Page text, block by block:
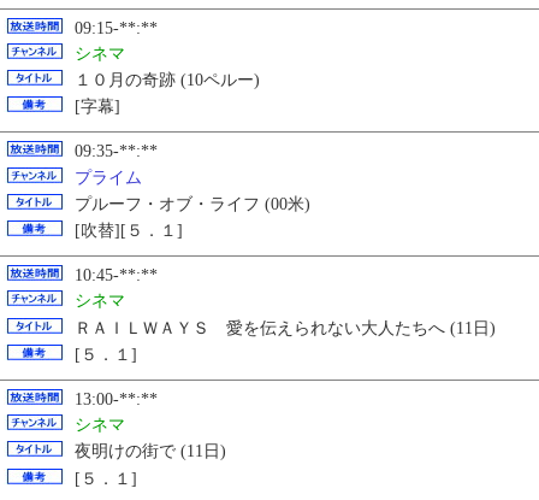
09:15-**:**
シネマ
１０月の奇跡 (10ペルー)
[字幕]
09:35-**:**
プライム
プルーフ・オブ・ライフ (00米)
[吹替][５．１]
10:45-**:**
シネマ
ＲＡＩＬＷＡＹＳ 愛を伝えられない大人たちへ (11日)
[５．１]
13:00-**:**
シネマ
夜明けの街で (11日)
[５．１]